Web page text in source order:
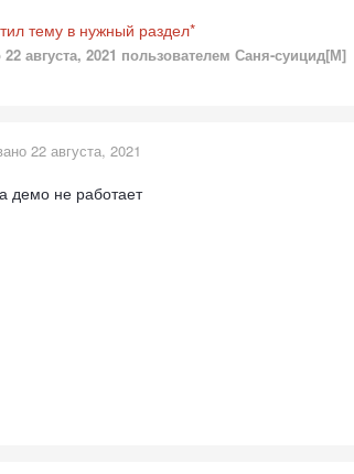
тему в нужный раздел*
22 августа, 2021 пользователем Саня-суицид[М]
22 августа, 2021
демо не работает